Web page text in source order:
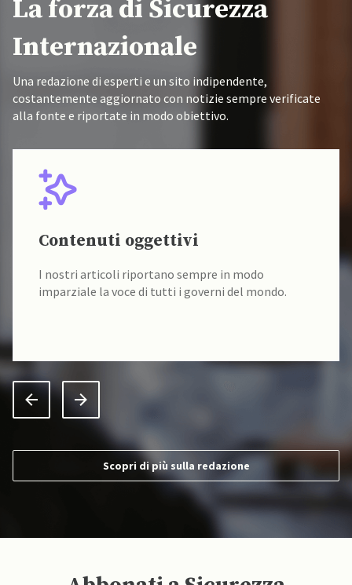
La forza di Sicurezza
Internazionale
Una redazione di esperti e un sito indipendente,
costantemente aggiornato con notizie sempre verificate
alla fonte e riportate in modo obiettivo.
Contenuti oggettivi
I nostri articoli riportano sempre in modo
imparziale la voce di tutti i governi del mondo.
Scopri di più sulla redazione